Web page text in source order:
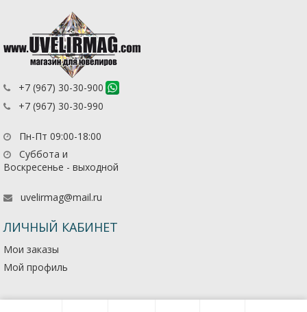
+7 (967) 30-30-900
+7 (967) 30-30-990
Пн-Пт 09:00-18:00
Суббота и
Воскресенье - выходной
uvelirmag@mail.ru
ЛИЧНЫЙ КАБИНЕТ
Мои заказы
Мой профиль